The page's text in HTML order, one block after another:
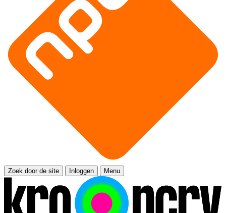
Zoek door de site Inloggen Menu